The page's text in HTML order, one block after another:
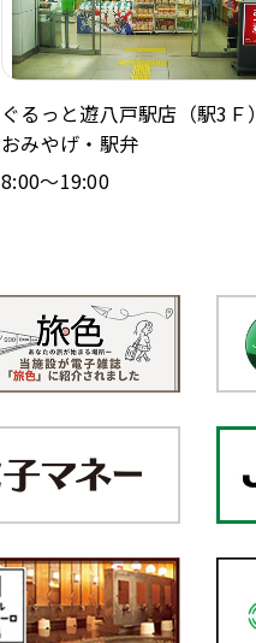
ぐるっと遊八戸駅店（駅3Ｆ
おみやげ・駅弁
8:00～19:00